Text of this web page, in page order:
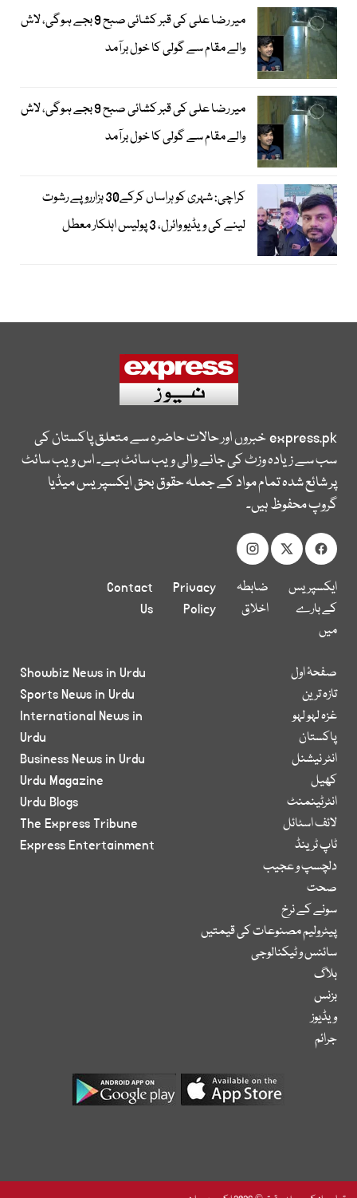
میر رضا علی کی قبر کشائی صبح 9 بجے ہوگی، لاش
والے مقام سے گولی کا خول برآمد
میر رضا علی کی قبر کشائی صبح 9 بجے ہوگی، لاش
والے مقام سے گولی کا خول برآمد
کراچی: شہری کو ہراساں کرکے30 ہزارروپے رشوت
لینے کی ویڈیو وائرل، 3 پولیس اہلکار معطل
express.pkخبروں اور حالات حاضرہ سے متعلق پاکستان کی
سب سے زیادہ وزٹ کی جانے والی ویب سائٹ ہے۔ اس ویب سائٹ
پر شائع شدہ تمام مواد کے جملہ حقوق بحق ایکسپریس میڈیا
گروپ محفوظ ہیں۔
ایکسپریس
کے بارے
میں
ضابطہ
اخلاق
Privacy
Policy
Contact
Us
صفحۂ اول
تازہ ترین
غزہ لہو لہو
پاکستان
انٹر نیشنل
کھیل
انٹرٹینمنٹ
لائف اسٹائل
ٹاپ ٹرینڈ
دلچسپ و عجیب
صحت
سونے کے نرخ
پیٹرولیم مصنوعات کی قیمتیں
سائنس و ٹیکنالوجی
بلاگ
بزنس
ویڈیوز
جرائم
Showbiz News in Urdu
Sports News in Urdu
International News in
Urdu
Business News in Urdu
Urdu Magazine
Urdu Blogs
The Express Tribune
Express Entertainment